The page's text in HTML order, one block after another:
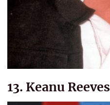
13. Keanu Reeves